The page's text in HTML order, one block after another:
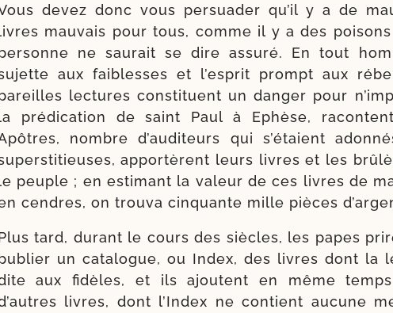
devez donc vous per­sua­der qu’il y a de
livres mau­vais pour tous, comme il y a des
ne sau­rait se dire assu­ré. En tout
aux fai­blesses et l’es­prit prompt aux
lec­tures consti­tuent un dan­ger pour
la pré­di­ca­tion de saint Paul à Ephèse,
nombre d’au­di­teurs qui s’é­taient
appor­tèrent leurs livres et les
le peuple ; en esti­mant la valeur de ces livres de
cendres, on trou­va cin­quante mille pièces
tard, durant le cours des siècles, les papes
un cata­logue, ou Index, des livres dont la
aux fidèles, et ils ajoutent en même
livres, dont l’Index ne contient aucune